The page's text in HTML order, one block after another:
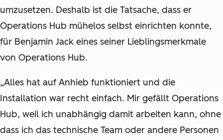
umzusetzen. Deshalb ist die Tatsache, dass er
Operations Hub mühelos selbst einrichten konnte,
für Benjamin Jack eines seiner Lieblingsmerkmale
von Operations Hub.
„Alles hat auf Anhieb funktioniert und die
Installation war recht einfach. Mir gefällt Operations
Hub, weil ich unabhängig damit arbeiten kann, ohne
dass ich das technische Team oder andere Personen